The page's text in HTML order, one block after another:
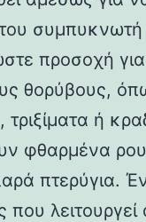
συμπυκνωτή
προσοχή
θορύβους,
τριξίματα ή
φθαρμένα
πτερύγια.
που